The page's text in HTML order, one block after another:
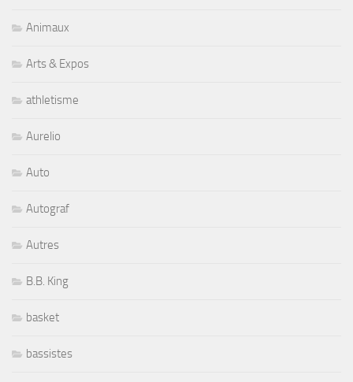
Animaux
Arts & Expos
athletisme
Aurelio
Auto
Autograf
Autres
B.B. King
basket
bassistes